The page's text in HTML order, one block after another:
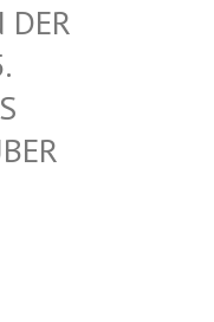
TÜ